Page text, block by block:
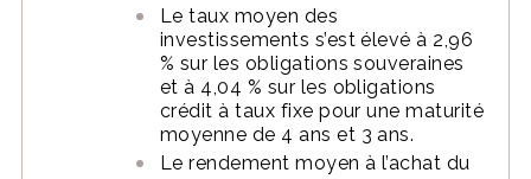
Le taux moyen des
investissements s’est élevé à 2,96
% sur les obligations souveraines
et à 4,04 % sur les obligations
crédit à taux fixe pour une maturité
moyenne de 4 ans et 3 ans.
Le rendement moyen à l’achat du